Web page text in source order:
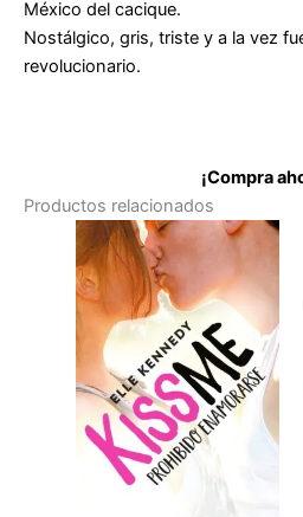
México del cacique.
Nostálgico, gris, triste y a la vez
revolucionario.
¡Compra
Productos relacionados